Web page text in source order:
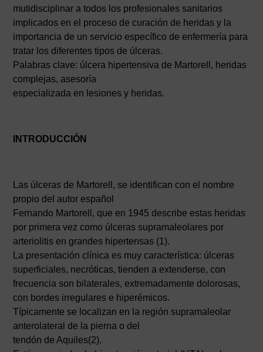
mutidisciplinar a todos los profesionales sanitarios
implicados en el proceso de curación de heridas y la
importancia de un servicio específico de enfermería para
tratar los diferentes tipos de úlceras.
Palabras clave: úlcera hipertensiva de Martorell, heridas
complejas, asesoría
especializada en lesiones y heridas.
INTRODUCCIÓN
Las úlceras de Martorell, se identifican con el nombre
propio del autor español
Fernando Martorell, que en 1945 describe estas heridas
por primera vez como úlceras supramaleolares por
arteriolitis en grandes hipertensas (1).
La presentación clínica es muy característica: úlceras
superficiales, necróticas, tienden a extenderse, con
frecuencia son bilaterales, extremadamente dolorosas,
con bordes irregulares e hiperémicos.
Típicamente se localizan en la región supramaleolar
anterolateral de la pierna o del
tendón de Aquiles(2).